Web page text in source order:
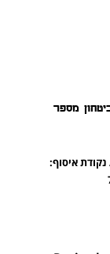
מספר
איסוף: